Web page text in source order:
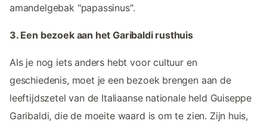
amandelgebak "papassinus".
3. Een bezoek aan het Garibaldi rusthuis
Als je nog iets anders hebt voor cultuur en
geschiedenis, moet je een bezoek brengen aan de
leeftijdszetel van de Italiaanse nationale held Guiseppe
Garibaldi, die de moeite waard is om te zien. Zijn huis,